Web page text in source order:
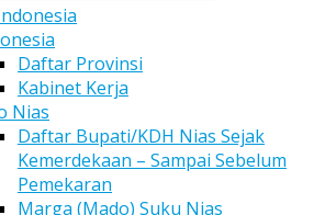
Daftar Provinsi
Kabinet Kerja
Nias
Daftar Bupati/KDH Nias Sejak
Kemerdekaan – Sampai Sebelum
Pemekaran
Marga (Mado) Suku Nias